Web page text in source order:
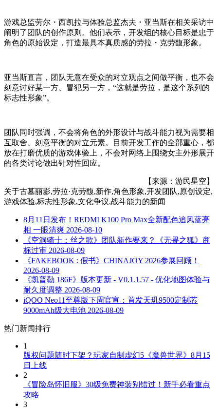
游戏总监劳尔・西凯拉与体验总监杰夫・亚当斯在相关采访中
阐明了团队的创作原则。他们表示，开发组的核心目标是忠于
角色的原始设定，打造最具本真质感的劳拉・克劳馥形象。
亚当斯直言，团队无意在受众的对立观点之间做平衡，也不会
刻意讨好某一方、冒犯另一方，“这就是劳拉，是这个系列的
标志性形象”。
团队同时强调，不会将角色的外形设计与战斗能力视为需要相
互取舍、刻意平衡的对立元素。目前开发工作的全部重心，都
放在打磨优质的游戏体验上，不会对网络上围绕女主外形展开
的各类讨论做出针对性回应。
【来源：游民星空】
关于古墓丽影,劳拉·克劳馥,新作,角色形象,开发团队,原创设定,
游戏体验,标志性形象,文化争议,战斗能力的新闻
8月11日发布！REDMI K100 Pro Max全新配色追风蓝亮
相 一眼清爽 2026-08-10
《空洞骑士：丝之歌》团队新作要来？《无畏之狐》商
标过审 2026-08-09
《FAKEBOOK : 假书》CHINAJOY 2026参展回顾！
2026-08-09
《凯普勒 186F》版本更新 - V0.1.1.57 - 优化地图体验与
耐久度调整 2026-08-09
iQOO Neo11至尊版下周官宣：首发天玑9500定制芯
9000mAh级大电池 2026-08-09
热门新闻排行
1
版权问题随时下架？玩家自制虚幻5《魔兽世界》8月15
日上线
2
《冒险岛怀旧服》30级免费神装别错过！新手必看重点
攻略
3